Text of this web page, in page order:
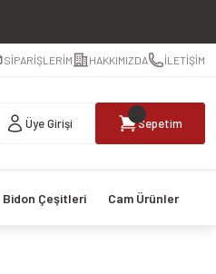
SİPARİŞLERİM HAKKIMIZDA İLETİŞİM
Üye Girişi Sepetim
Bidon Çeşitleri Cam Ürünler